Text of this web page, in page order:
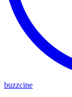
buzzcine